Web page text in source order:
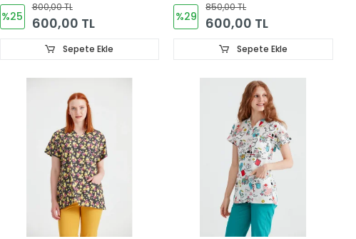
%25
800,00 TL
600,00 TL
Sepete Ekle
%29
850,00 TL
600,00 TL
Sepete Ekle